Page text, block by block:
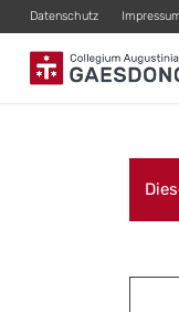
Datenschutz